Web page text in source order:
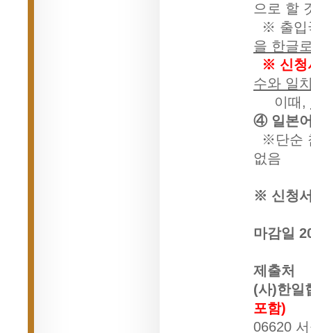
으로 할
※ 출입
을 한글
※ 신청
수와 일
이때,
④ 일본
※단순
없음
※ 신청
마감일
제출처
(사)한일
포함)
06620